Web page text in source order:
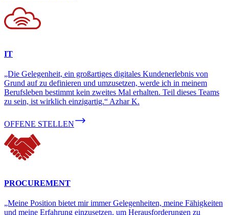
IT
„Die Gelegenheit, ein großartiges digitales Kundenerlebnis von
Grund auf zu definieren und umzusetzen, werde ich in meinem
Berufsleben bestimmt kein zweites Mal erhalten. Teil dieses Teams
zu sein, ist wirklich einzigartig.“ Azhar K.
OFFENE STELLEN
PROCUREMENT
„Meine Position bietet mir immer Gelegenheiten, meine Fähigkeiten
und meine Erfahrung einzusetzen, um Herausforderungen zu